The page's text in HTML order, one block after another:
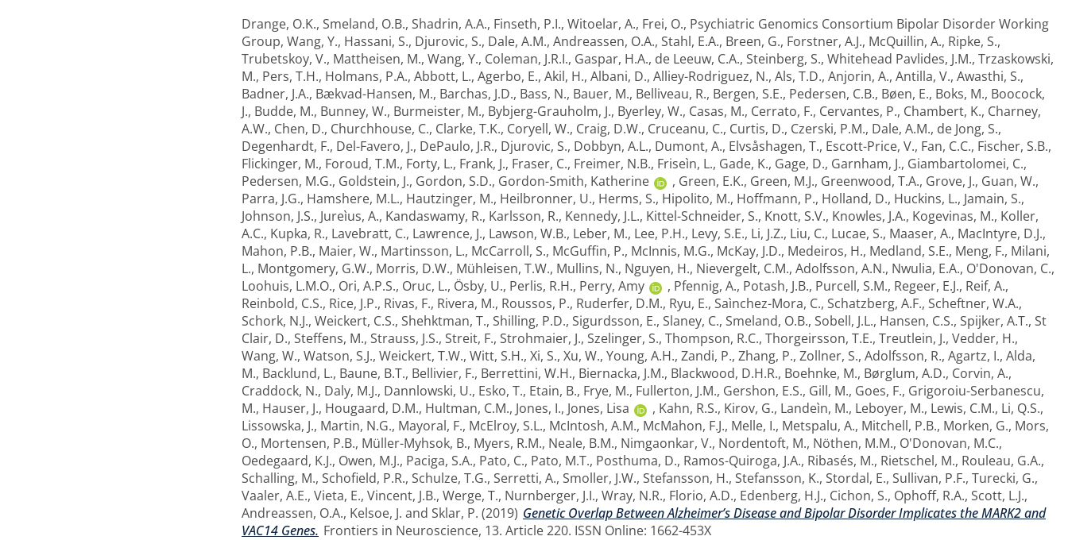
Drange, O.K., Smeland, O.B., Shadrin, A.A., Finseth, P.I., Witoelar, A., Frei, O., Psychiatric Genomics Consortium Bipolar Disorder Working
Group, Wang, Y., Hassani, S., Djurovic, S., Dale, A.M., Andreassen, O.A., Stahl, E.A., Breen, G., Forstner, A.J., McQuillin, A., Ripke, S.,
Trubetskoy, V., Mattheisen, M., Wang, Y., Coleman, J.R.I., Gaspar, H.A., de Leeuw, C.A., Steinberg, S., Whitehead Pavlides, J.M., Trzaskowski,
M., Pers, T.H., Holmans, P.A., Abbott, L., Agerbo, E., Akil, H., Albani, D., Alliey-Rodriguez, N., Als, T.D., Anjorin, A., Antilla, V., Awasthi, S.,
Badner, J.A., Bækvad-Hansen, M., Barchas, J.D., Bass, N., Bauer, M., Belliveau, R., Bergen, S.E., Pedersen, C.B., Bøen, E., Boks, M., Boocock,
J., Budde, M., Bunney, W., Burmeister, M., Bybjerg-Grauholm, J., Byerley, W., Casas, M., Cerrato, F., Cervantes, P., Chambert, K., Charney,
A.W., Chen, D., Churchhouse, C., Clarke, T.K., Coryell, W., Craig, D.W., Cruceanu, C., Curtis, D., Czerski, P.M., Dale, A.M., de Jong, S.,
Degenhardt, F., Del-Favero, J., DePaulo, J.R., Djurovic, S., Dobbyn, A.L., Dumont, A., Elvsåshagen, T., Escott-Price, V., Fan, C.C., Fischer, S.B.,
Flickinger, M., Foroud, T.M., Forty, L., Frank, J., Fraser, C., Freimer, N.B., Friseìn, L., Gade, K., Gage, D., Garnham, J., Giambartolomei, C.,
Pedersen, M.G., Goldstein, J., Gordon, S.D., Gordon-Smith, Katherine , Green, E.K., Green, M.J., Greenwood, T.A., Grove, J., Guan, W.,
Parra, J.G., Hamshere, M.L., Hautzinger, M., Heilbronner, U., Herms, S., Hipolito, M., Hoffmann, P., Holland, D., Huckins, L., Jamain, S.,
Johnson, J.S., Jureìus, A., Kandaswamy, R., Karlsson, R., Kennedy, J.L., Kittel-Schneider, S., Knott, S.V., Knowles, J.A., Kogevinas, M., Koller,
A.C., Kupka, R., Lavebratt, C., Lawrence, J., Lawson, W.B., Leber, M., Lee, P.H., Levy, S.E., Li, J.Z., Liu, C., Lucae, S., Maaser, A., MacIntyre, D.J.,
Mahon, P.B., Maier, W., Martinsson, L., McCarroll, S., McGuffin, P., McInnis, M.G., McKay, J.D., Medeiros, H., Medland, S.E., Meng, F., Milani,
L., Montgomery, G.W., Morris, D.W., Mühleisen, T.W., Mullins, N., Nguyen, H., Nievergelt, C.M., Adolfsson, A.N., Nwulia, E.A., O'Donovan, C.,
Loohuis, L.M.O., Ori, A.P.S., Oruc, L., Ösby, U., Perlis, R.H., Perry, Amy , Pfennig, A., Potash, J.B., Purcell, S.M., Regeer, E.J., Reif, A.,
Reinbold, C.S., Rice, J.P., Rivas, F., Rivera, M., Roussos, P., Ruderfer, D.M., Ryu, E., Saìnchez-Mora, C., Schatzberg, A.F., Scheftner, W.A.,
Schork, N.J., Weickert, C.S., Shehktman, T., Shilling, P.D., Sigurdsson, E., Slaney, C., Smeland, O.B., Sobell, J.L., Hansen, C.S., Spijker, A.T., St
Clair, D., Steffens, M., Strauss, J.S., Streit, F., Strohmaier, J., Szelinger, S., Thompson, R.C., Thorgeirsson, T.E., Treutlein, J., Vedder, H.,
Wang, W., Watson, S.J., Weickert, T.W., Witt, S.H., Xi, S., Xu, W., Young, A.H., Zandi, P., Zhang, P., Zollner, S., Adolfsson, R., Agartz, I., Alda,
M., Backlund, L., Baune, B.T., Bellivier, F., Berrettini, W.H., Biernacka, J.M., Blackwood, D.H.R., Boehnke, M., Børglum, A.D., Corvin, A.,
Craddock, N., Daly, M.J., Dannlowski, U., Esko, T., Etain, B., Frye, M., Fullerton, J.M., Gershon, E.S., Gill, M., Goes, F., Grigoroiu-Serbanescu,
M., Hauser, J., Hougaard, D.M., Hultman, C.M., Jones, I., Jones, Lisa , Kahn, R.S., Kirov, G., Landeìn, M., Leboyer, M., Lewis, C.M., Li, Q.S.,
Lissowska, J., Martin, N.G., Mayoral, F., McElroy, S.L., McIntosh, A.M., McMahon, F.J., Melle, I., Metspalu, A., Mitchell, P.B., Morken, G., Mors,
O., Mortensen, P.B., Müller-Myhsok, B., Myers, R.M., Neale, B.M., Nimgaonkar, V., Nordentoft, M., Nöthen, M.M., O'Donovan, M.C.,
Oedegaard, K.J., Owen, M.J., Paciga, S.A., Pato, C., Pato, M.T., Posthuma, D., Ramos-Quiroga, J.A., Ribasés, M., Rietschel, M., Rouleau, G.A.,
Schalling, M., Schofield, P.R., Schulze, T.G., Serretti, A., Smoller, J.W., Stefansson, H., Stefansson, K., Stordal, E., Sullivan, P.F., Turecki, G.,
Vaaler, A.E., Vieta, E., Vincent, J.B., Werge, T., Nurnberger, J.I., Wray, N.R., Florio, A.D., Edenberg, H.J., Cichon, S., Ophoff, R.A., Scott, L.J.,
Andreassen, O.A., Kelsoe, J. and Sklar, P. (2019) Genetic Overlap Between Alzheimer’s Disease and Bipolar Disorder Implicates the MARK2 and
VAC14 Genes. Frontiers in Neuroscience, 13. Article 220. ISSN Online: 1662-453X